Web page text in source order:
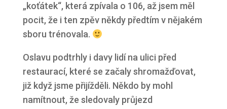
„koťátek“, která zpívala o 106, až jsem měl
pocit, že i ten zpěv někdy předtím v nějakém
sboru trénovala.
Oslavu podtrhly i davy lidí na ulici před
restaurací, které se začaly shromažďovat,
již když jsme přijížděli. Někdo by mohl
namítnout, že sledovaly průjezd